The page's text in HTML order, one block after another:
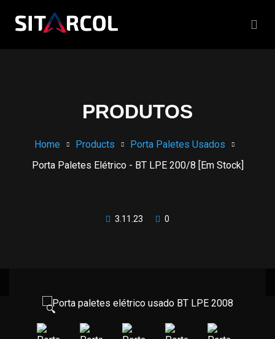
PRODUTOS
Home Products
Porta Paletes Usados
Porta Paletes Elétrico - BT LPE 200/8 [Em Stock]
3.11.23 0
🔍